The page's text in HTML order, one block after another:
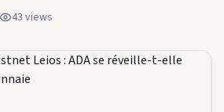
43 views